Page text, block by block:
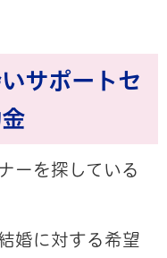
サポートセ
ーを探している
婚に対する希望